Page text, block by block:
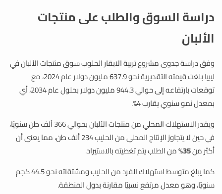
دراسة السوق والطلب على منتجات
الألبان
وفق دراسة جدوى مشروع تربية الابقار الحلوب سوق منتجات الألبان في
ليبيا بلغت قيمته التقديرية نحو 637.9 مليون دولار عام 2024، مع
توقعات بارتفاعه إلى حوالي 944.3 مليون دولار بحلول عام 2034، أي
بمعدل نمو سنوي يقارب 4%.
ويقدر الاستهلاك المحلي من منتجات الألبان بحوالي 366 ألف طن سنويًا،
في حين لا يتجاوز الإنتاج المحلي من الحليب 234 ألف طن، مما يعني أن
أكثر من35% من الطلب يتم تغطيته بالاستيراد.
كما يبلغ متوسط استهلاك الفرد من الحليب ومشتقاته نحو 44.5 كجم
سنويًا، وهو معدل مرتفع نسبيًا مقارنة بدول المنطقة.